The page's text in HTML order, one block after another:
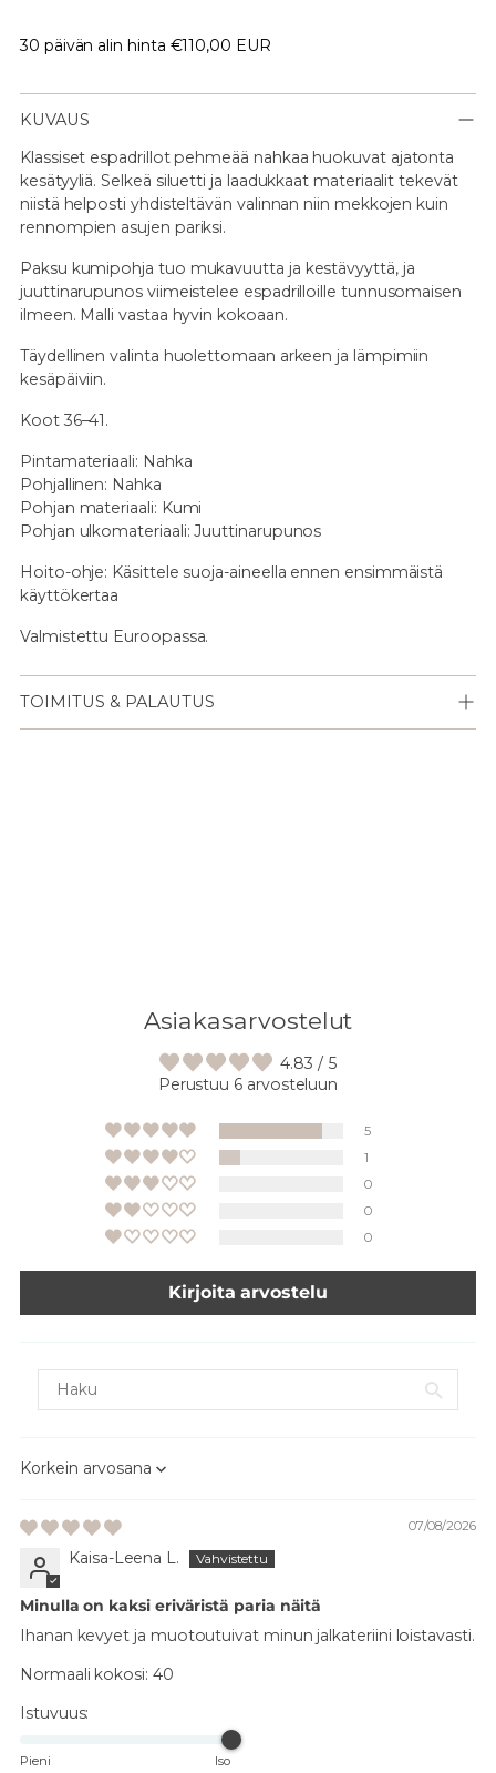
30 päivän alin hinta €110,00 EUR
KUVAUS
Klassiset espadrillot pehmeää nahkaa huokuvat ajatonta
kesätyyliä. Selkeä siluetti ja laadukkaat materiaalit tekevät
niistä helposti yhdisteltävän valinnan niin mekkojen kuin
rennompien asujen pariksi.
Paksu kumipohja tuo mukavuutta ja kestävyyttä, ja
juuttinarupunos viimeistelee espadrilloille tunnusomaisen
ilmeen. Malli vastaa hyvin kokoaan.
Täydellinen valinta huolettomaan arkeen ja lämpimiin
kesäpäiviin.
Koot 36–41.
Pintamateriaali: Nahka
Pohjallinen: Nahka
Pohjan materiaali: Kumi
Pohjan ulkomateriaali: Juuttinarupunos
Hoito-ohje: Käsittele suoja-aineella ennen ensimmäistä
käyttökertaa
Valmistettu Euroopassa.
TOIMITUS & PALAUTUS
Asiakasarvostelut
4.83 / 5
Perustuu 6 arvosteluun
5
1
0
0
0
Kirjoita arvostelu
Sort by
07/08/2026
Kaisa-Leena L.
Minulla on kaksi eriväristä paria näitä
Ihanan kevyet ja muotoutuivat minun jalkateriini loistavasti.
Normaali kokosi: 40
Istuvuus:
Pieni Iso